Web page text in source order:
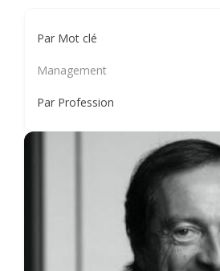
Par Mot clé
Management
Par Profession